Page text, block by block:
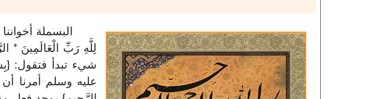
البسملة
لِلَّهِ رَبِّ الْعَالَمِينَ *
شيء تبدأ فتقول:
عليه وسلم أمرنا
أولادك
خطب الجمعة - 2019-06-14
تاريخ النشر : 2019-09-04
143-مكارم الأخلاق
خطب الجمعة - 2019-06-21
تاريخ النشر : 2019-09-04